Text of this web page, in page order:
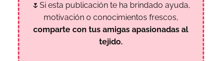
🌷Si esta publicación te ha brindado ayuda,
motivación o conocimientos frescos,
comparte con tus amigas apasionadas al
tejido.